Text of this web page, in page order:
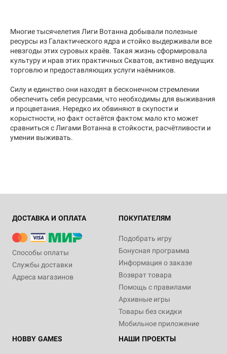
Многие тысячелетия Лиги Вотанна добывали полезные
ресурсы из Галактического ядра и стойко выдерживали все
невзгоды этих суровых краёв. Такая жизнь сформировала
культуру и нрав этих практичных Скватов, активно ведущих
торговлю и предоставляющих услуги наёмников.
Силу и единство они находят в бесконечном стремлении
обеспечить себя ресурсами, что необходимы для выживания
и процветания. Нередко их обвиняют в скупости и
корыстности, но факт остаётся фактом: мало кто может
сравниться с Лигами Вотанна в стойкости, расчётливости и
умении выживать.
ДОСТАВКА И ОПЛАТА
Способы оплаты
Службы доставки
Адреса магазинов
ПОКУПАТЕЛЯМ
Подобрать игру
Бонусная программа
Информация о заказе
Возврат товара
Помощь с правилами
Архивные игры
Товары без скидки
Мобильное приложение
HOBBY GAMES
НАШИ ПРОЕКТЫ